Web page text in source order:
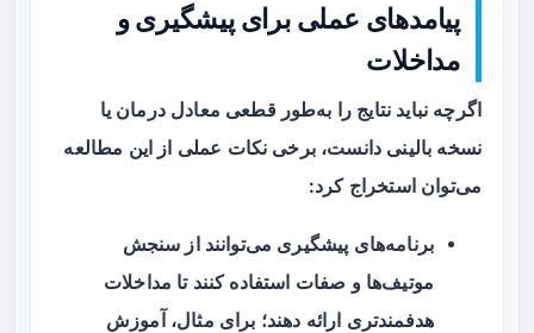
پیامدهای عملی برای پیشگیری و
مداخلات
اگرچه نباید نتایج را به‌طور قطعی معادل درمان یا
نسخه بالینی دانست، برخی نکات عملی از این مطالعه
می‌توان استخراج کرد:
برنامه‌های پیشگیری می‌توانند از سنجش
موتیف‌ها و صفات استفاده کنند تا مداخلات
هدفمندتری ارائه دهند؛ برای مثال، آموزش